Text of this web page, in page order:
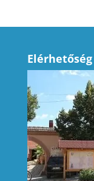
Elérhetőség